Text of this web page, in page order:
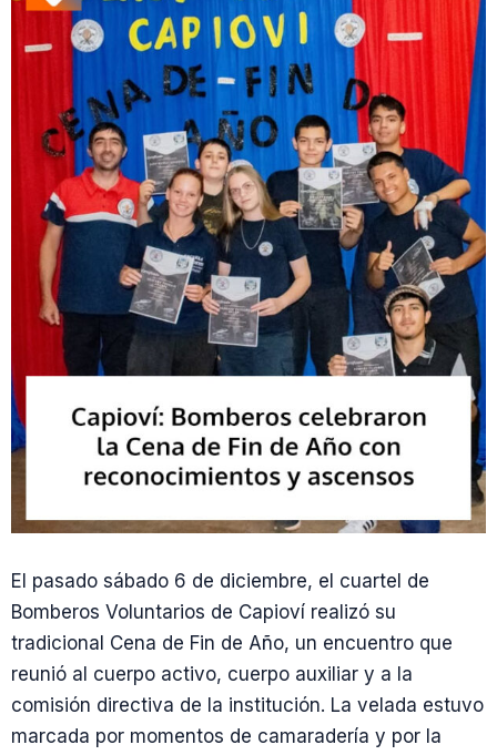
El pasado sábado 6 de diciembre, el cuartel de
Bomberos Voluntarios de Capioví realizó su
tradicional Cena de Fin de Año, un encuentro que
reunió al cuerpo activo, cuerpo auxiliar y a la
comisión directiva de la institución. La velada estuvo
marcada por momentos de camaradería y por la